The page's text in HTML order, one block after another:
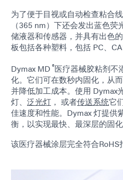
为了便于目视或自动检查粘合
（365 nm）下还会发出蓝色
储液器和传感器，并具有出色
板包括各种塑料，包括 PC、
Dymax MD ®医疗器械胶粘剂不
化。它们可在数秒内固化，从
并降低加工成本。使用 Dymax
灯、 泛光灯 ， 或者传送系统它
佳速度和性能。Dymax 灯提供
衡，以实现最快、最深层的固化
该医疗器械涂层完全符合RoHS